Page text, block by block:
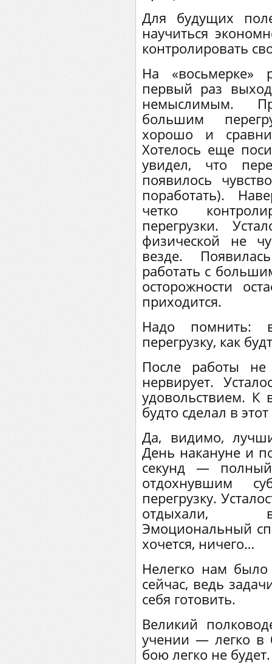
Для будущих
научиться
контролировать
На «восьмерке»
первый раз
немыслимым.
большим
хорошо и
Хотелось еще
увидел, что
появилось
поработать).
четко
перегрузки.
физической не
везде.
работать с
осторожности
приходится.
Надо помнить:
перегрузку, как
После работы
нервирует.
удовольствием. К
будто сделал в
Да, видимо,
День накануне и
секунд —
отдохнувшим
перегрузку.
отдыхали,
Эмоциональный
хочется, ничего…
Нелегко нам
сейчас, ведь
себя готовить.
Великий
учении — легко в
бою легко не будет.